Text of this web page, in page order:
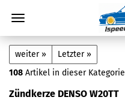
weiter »
Letzter »
108 Artikel in dieser Kategorie
Zündkerze DENSO W20TT